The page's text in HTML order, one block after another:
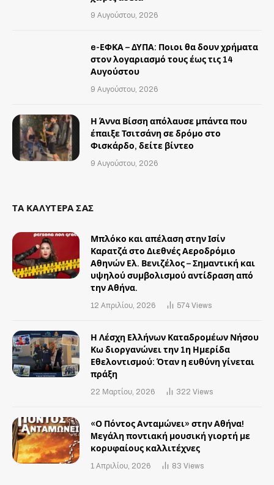
9 Αυγούστου, 2026
e-ΕΦΚΑ – ΔΥΠΑ: Ποιοι θα δουν χρήματα
στον λογαριασμό τους έως τις 14
Αυγούστου
9 Αυγούστου, 2026
Η Άννα Βίσση απόλαυσε μπάντα που
έπαιξε Τσιτσάνη σε δρόμο στο
Φισκάρδο, δείτε βίντεο
9 Αυγούστου, 2026
ΤΑ ΚΑΛΥΤΕΡΑ ΣΑΣ
Μπλόκο και απέλαση στην Ισίν
Καρατζά στο Διεθνές Αεροδρόμιο
Αθηνών Ελ. Βενιζέλος – Σημαντική και
υψηλού συμβολισμού αντίδραση από
την Αθήνα.
12 Απριλίου, 2026 574 Views
Η Λέσχη Ελλήνων Καταδρομέων Νήσου
Κω διοργανώνει την 1η Ημερίδα
Εθελοντισμού: Όταν η ευθύνη γίνεται
πράξη
22 Μαρτίου, 2026 322 Views
«Ο Πόντος Ανταμώνει» στην Αθήνα!
Mεγάλη ποντιακή μουσική γιορτή με
κορυφαίους καλλιτέχνες
1 Απριλίου, 2026 83 Views